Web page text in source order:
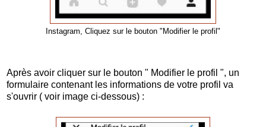
Instagram, Cliquez sur le bouton "Modifier le profil"
Après avoir cliquer sur le bouton " Modifier le profil ", un
formulaire contenant les informations de votre profil va
s'ouvrir ( voir image ci-dessous) :